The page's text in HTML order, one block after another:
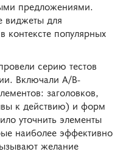
предложениями.
виджеты для
контексте популярных
серию тестов
Включали A/B-
заголовков,
к действию) и форм
уточнить элементы
наиболее эффективно
желание